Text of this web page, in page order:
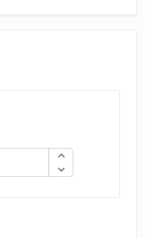
Forbo Allura Click